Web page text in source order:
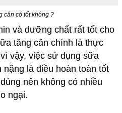
cân có tốt không ?
và dưỡng chất rất tốt cho
tăng cân chính là thực
vậy, việc sử dụng sữa
là điều hoàn toàn tốt
nên không có nhiều
ngại.